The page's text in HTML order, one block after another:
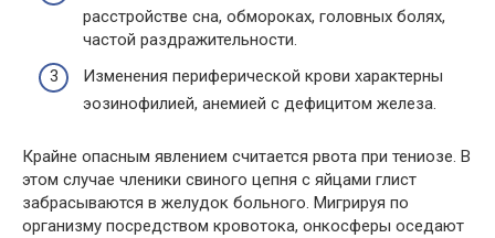
расстройстве сна, обмороках, головных болях,
частой раздражительности.
Изменения периферической крови характерны
эозинофилией, анемией с дефицитом железа.
Крайне опасным явлением считается рвота при тениозе. В
этом случае членики свиного цепня с яйцами глист
забрасываются в желудок больного. Мигрируя по
организму посредством кровотока, онкосферы оседают